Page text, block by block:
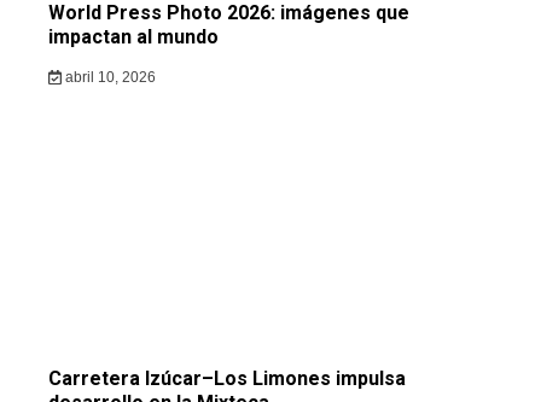
World Press Photo 2026: imágenes que
impactan al mundo
abril 10, 2026
Carretera Izúcar–Los Limones impulsa